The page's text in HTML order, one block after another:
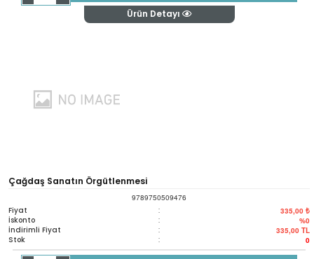
Ürün Detayı
Çağdaş Sanatın Örgütlenmesi
9789750509476
Fiyat : 335,00 ₺
İskonto : %0
İndirimli Fiyat : 335,00 TL
Stok : 0